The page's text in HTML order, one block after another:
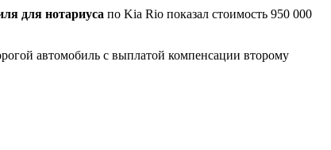
для нотариуса по Kia Rio показал стоимость 950 000
автомобиль с выплатой компенсации второму